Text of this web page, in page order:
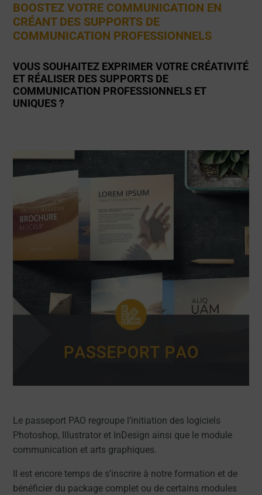
BOOSTEZ VOTRE COMMUNICATION EN
CRÉANT DES SUPPORTS DE
COMMUNICATION PROFESSIONNELS
VOUS SOUHAITEZ EXPRIMER VOTRE CRÉATIVITÉ
ET RÉALISER DES SUPPORTS DE
COMMUNICATION PROFESSIONNELS ET
UNIQUES ?
Le passeport PAO regroupe l’initiation des logiciels
Photoshop, Illustrator et InDesign ainsi que le module
communication et arts graphiques.
Il est encore temps de s’inscrire à notre formation et de
bénéficier du package complet ou de certains modules